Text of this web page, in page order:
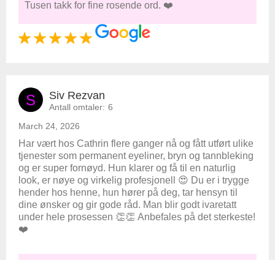
Tusen takk for fine rosende ord. ❤️
S Siv Rezvan
Antall omtaler: 6
March 24, 2026
Har vært hos Cathrin flere ganger nå og fått utført ulike
tjenester som permanent eyeliner, bryn og tannbleking
og er super fornøyd. Hun klarer og få til en naturlig
look, er nøye og virkelig profesjonell 😍 Du er i trygge
hender hos henne, hun hører på deg, tar hensyn til
dine ønsker og gir gode råd. Man blir godt ivaretatt
under hele prosessen 👏👏 Anbefales på det sterkeste!
❤️